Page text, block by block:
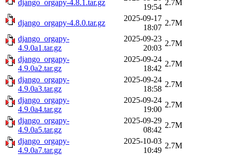
django_orgapy-4.8.1.tar.gz
19:54
2.7M
django_orgapy-4.8.0.tar.gz
2025-09-17
18:07
2.7M
django_orgapy-
4.9.0a1.tar.gz
2025-09-23
20:03
2.7M
django_orgapy-
4.9.0a2.tar.gz
2025-09-24
18:42
2.7M
django_orgapy-
4.9.0a3.tar.gz
2025-09-24
18:58
2.7M
django_orgapy-
4.9.0a4.tar.gz
2025-09-24
19:00
2.7M
django_orgapy-
4.9.0a5.tar.gz
2025-09-29
08:42
2.7M
django_orgapy-
4.9.0a7.tar.gz
2025-10-03
10:49
2.7M